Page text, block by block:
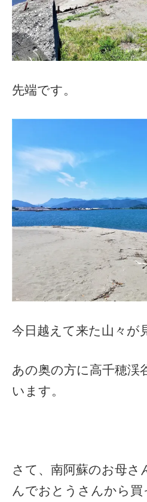
先端です。
今日越えて来た山々が
あの奥の方に高千穂渓
います。
さて、南阿蘇のお母さ
んでおとうさんから買